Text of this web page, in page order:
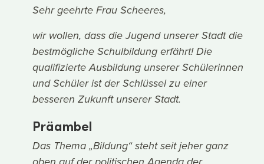
Sehr geehrte Frau Scheeres,
wir wollen, dass die Jugend unserer Stadt die
bestmögliche Schulbildung erfährt! Die
qualifizierte Ausbildung unserer Schülerinnen
und Schüler ist der Schlüssel zu einer
besseren Zukunft unserer Stadt.
Präambel
Das Thema „Bildung“ steht seit jeher ganz